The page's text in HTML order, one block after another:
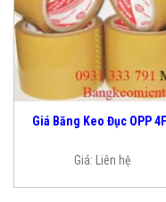
Giá Băng Keo Đục OPP
Giá: Liên hệ